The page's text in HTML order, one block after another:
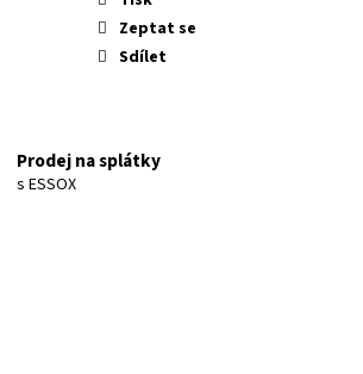
Zeptat se
Sdílet
Prodej na splátky
s ESSOX